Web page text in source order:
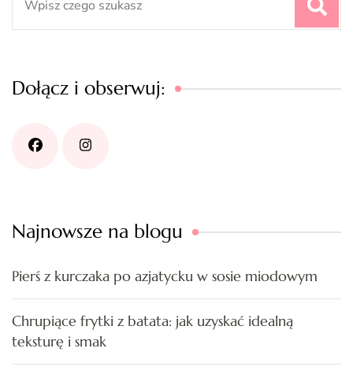
Dołącz i obserwuj:
Najnowsze na blogu
Pierś z kurczaka po azjatycku w sosie miodowym
Chrupiące frytki z batata: jak uzyskać idealną
teksturę i smak